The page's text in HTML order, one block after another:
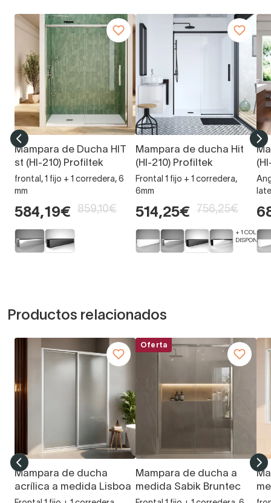
Mampara de Ducha HIT
st (HI-210) Profiltek
frontal, 1 fijo + 1 corredera, 6
mm
584,19€ 859,10€
Mampara de ducha Hit
(HI-210) Profiltek
Frontal 1 fijo + 1 corredera,
6mm
514,25€ 756,25€
+ 1
Productos relacionados
Mampara de ducha
acrílica a medida Lisboa
Oferta
Mampara de ducha a
medida Sabik Bruntec